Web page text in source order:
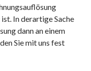
In derartige Sache
dann an einem
Sie mit uns fest